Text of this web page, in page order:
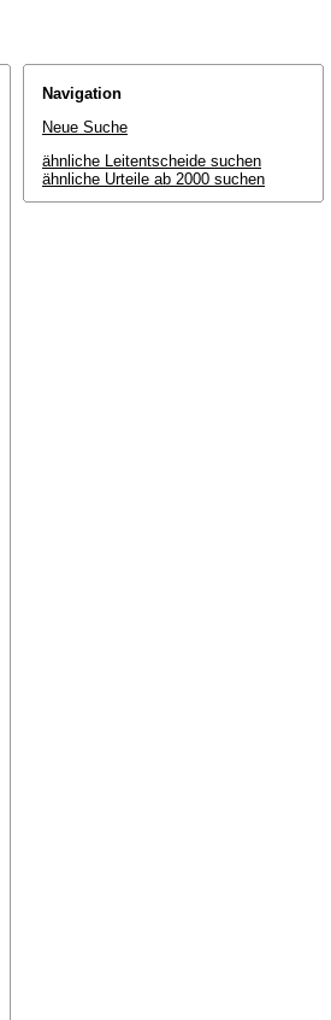
Navigation
Neue Suche
ähnliche Leitentscheide suchen
ähnliche Urteile ab 2000 suchen